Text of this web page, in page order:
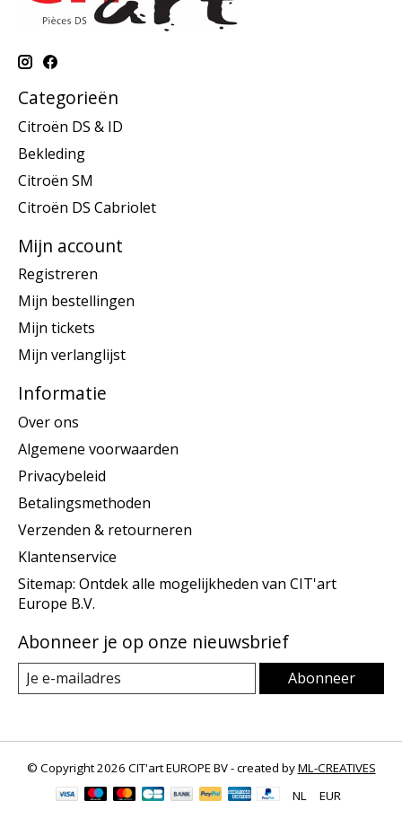
Categorieën
Citroën DS & ID
Bekleding
Citroën SM
Citroën DS Cabriolet
Mijn account
Registreren
Mijn bestellingen
Mijn tickets
Mijn verlanglijst
Informatie
Over ons
Algemene voorwaarden
Privacybeleid
Betalingsmethoden
Verzenden & retourneren
Klantenservice
Sitemap: Ontdek alle mogelijkheden van CIT'art
Europe B.V.
Abonneer je op onze nieuwsbrief
Abonneer
© Copyright 2026 CIT'art EUROPE BV - created byML-CREATIVES
NL
EUR